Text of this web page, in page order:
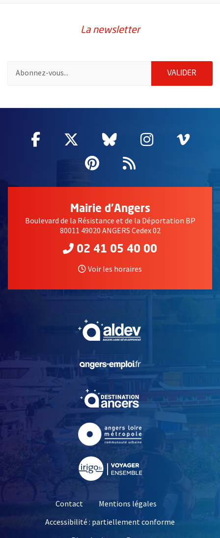
La newsletter
VALIDER
Facebook
, Ouvre une nouvelle fenêtre
Twitter
, Ouvre une nouvelle
Bluesky
, Ouvre une
Instagram
, Ouvre
,
Pinterest
, Ouvre une
Flux RSS
Mairie d'Angers
Boulevard de la Résistance et de la Déportation BP
80011 49020 ANGERS Cedex 02
02 41 05 40 00
Voir les horaires
, Ouvre une nouvelle
, Ouvre une nouvelle
Contact
Mentions légales
Accessibilité : partiellement conforme